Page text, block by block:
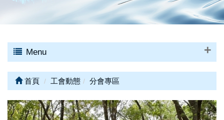
Menu
首頁 工會動態 分會專區